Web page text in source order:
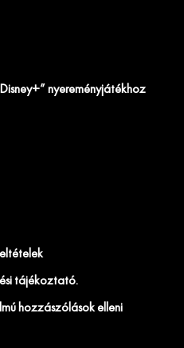
nyereményjátékhoz
tájékoztató.
hozzászólások elleni